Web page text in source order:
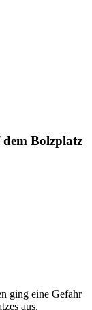
Bolzplatz
ging eine Gefahr
aus.